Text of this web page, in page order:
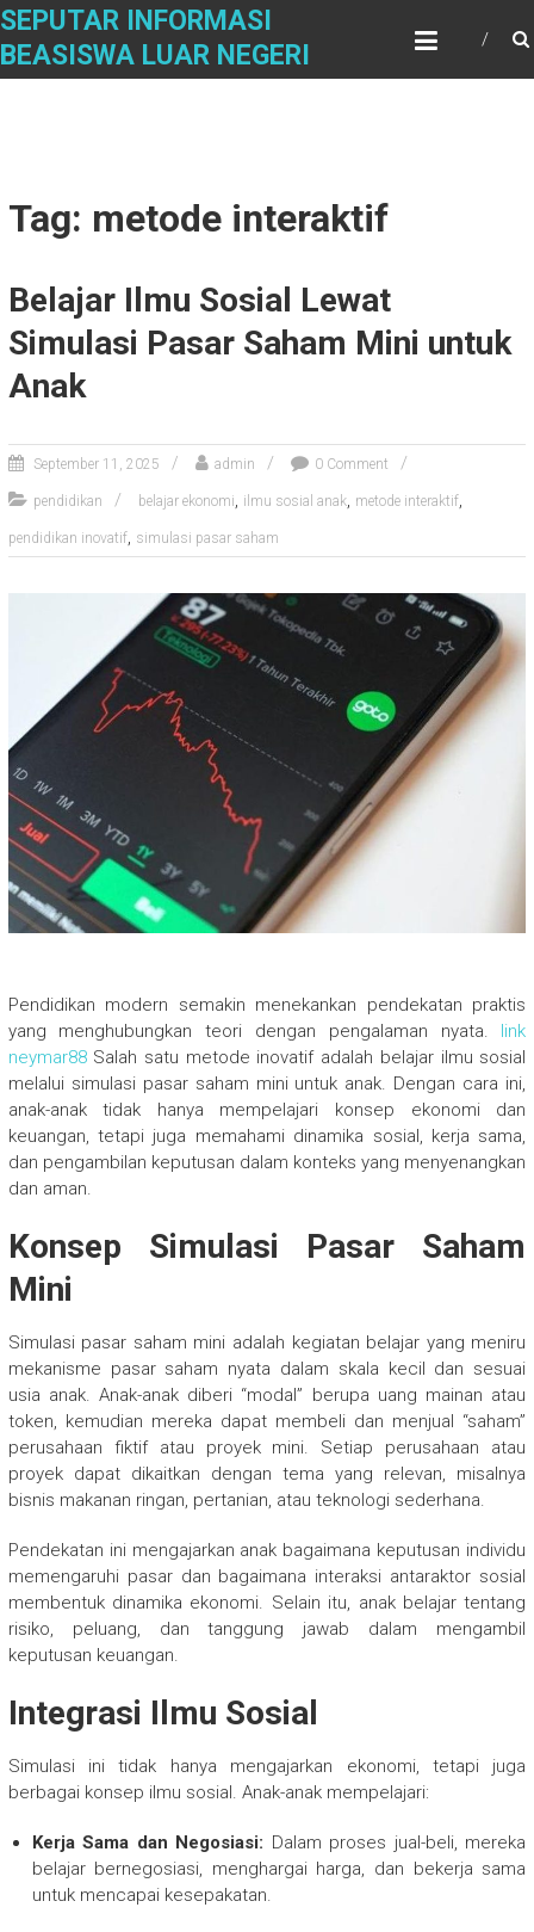
Skip
content
SEPUTAR INFORMASI
BEASISWA LUAR NEGERI
Tag: metode interaktif
Belajar Ilmu Sosial Lewat
Simulasi Pasar Saham Mini untuk
Anak
September 11, 2025 admin 0 Comment
pendidikan belajar ekonomi, ilmu sosial anak, metode interaktif,
pendidikan inovatif, simulasi pasar saham
Pendidikan modern semakin menekankan pendekatan praktis
yang menghubungkan teori dengan pengalaman nyata. link
neymar88Salah satu metode inovatif adalah belajar ilmu sosial
melalui simulasi pasar saham mini untuk anak. Dengan cara ini,
anak-anak tidak hanya mempelajari konsep ekonomi dan
keuangan, tetapi juga memahami dinamika sosial, kerja sama,
dan pengambilan keputusan dalam konteks yang menyenangkan
dan aman.
Konsep Simulasi Pasar Saham
Mini
Simulasi pasar saham mini adalah kegiatan belajar yang meniru
mekanisme pasar saham nyata dalam skala kecil dan sesuai
usia anak. Anak-anak diberi “modal” berupa uang mainan atau
token, kemudian mereka dapat membeli dan menjual “saham”
perusahaan fiktif atau proyek mini. Setiap perusahaan atau
proyek dapat dikaitkan dengan tema yang relevan, misalnya
bisnis makanan ringan, pertanian, atau teknologi sederhana.
Pendekatan ini mengajarkan anak bagaimana keputusan individu
memengaruhi pasar dan bagaimana interaksi antaraktor sosial
membentuk dinamika ekonomi. Selain itu, anak belajar tentang
risiko, peluang, dan tanggung jawab dalam mengambil
keputusan keuangan.
Integrasi Ilmu Sosial
Simulasi ini tidak hanya mengajarkan ekonomi, tetapi juga
berbagai konsep ilmu sosial. Anak-anak mempelajari:
Kerja Sama dan Negosiasi: Dalam proses jual-beli, mereka
belajar bernegosiasi, menghargai harga, dan bekerja sama
untuk mencapai kesepakatan.